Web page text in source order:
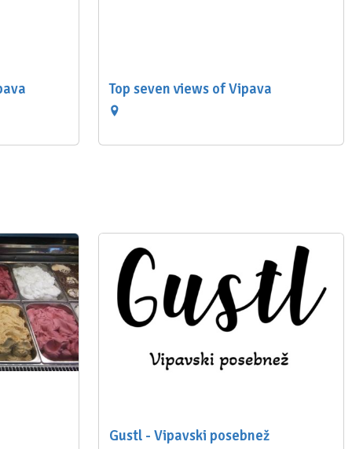
Top seven views of Vipava
Gustl - Vipavski posebnež